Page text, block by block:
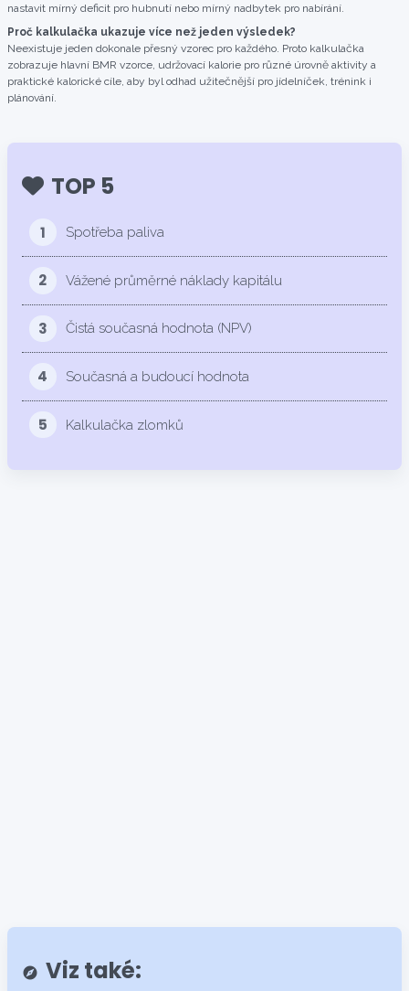
nastavit mírný deficit pro hubnutí nebo mírný nadbytek pro nabírání.
Proč kalkulačka ukazuje více než jeden výsledek?
Neexistuje jeden dokonale přesný vzorec pro každého. Proto kalkulačka
zobrazuje hlavní BMR vzorce, udržovací kalorie pro různé úrovně aktivity a
praktické kalorické cíle, aby byl odhad užitečnější pro jídelníček, trénink i
plánování.
TOP 5
1 Spotřeba paliva
2 Vážené průměrné náklady kapitálu
3 Čistá současná hodnota (NPV)
4 Současná a budoucí hodnota
5 Kalkulačka zlomků
explore Viz také: